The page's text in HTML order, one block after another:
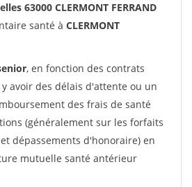
63000 CLERMONT FERRAND
santé à CLERMONT
, en fonction des contrats
avoir des délais d'attente ou un
des frais de santé
(généralement sur les forfaits
dépassements d'honoraire) en
mutuelle santé antérieur